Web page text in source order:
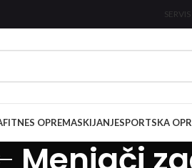
FITNES OPREMASKIJANJESPORTSKA